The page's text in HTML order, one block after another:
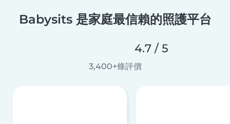
Babysits 是家庭最信賴的照護平台
4.7 / 5
3,400+條評價